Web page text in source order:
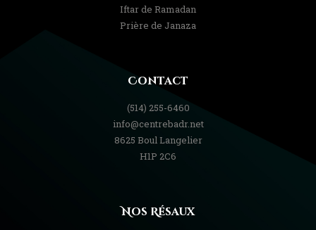
Iftar de Ramadan
Prière de Janaza
Contact
(514) 255-6460
info@centrebadr.net
8625 Boul Langelier
H1P 2C6
Nos Résaux